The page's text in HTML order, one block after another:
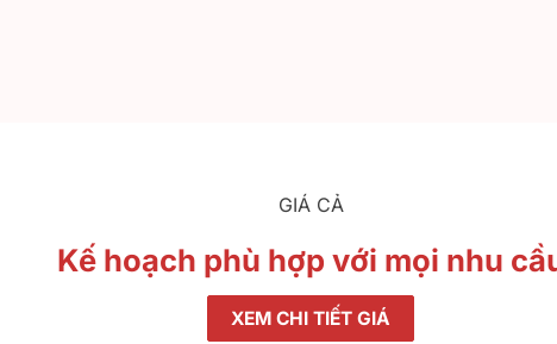
GIÁ CẢ
Kế hoạch phù hợp với mọi nhu
XEM CHI TIẾT GIÁ